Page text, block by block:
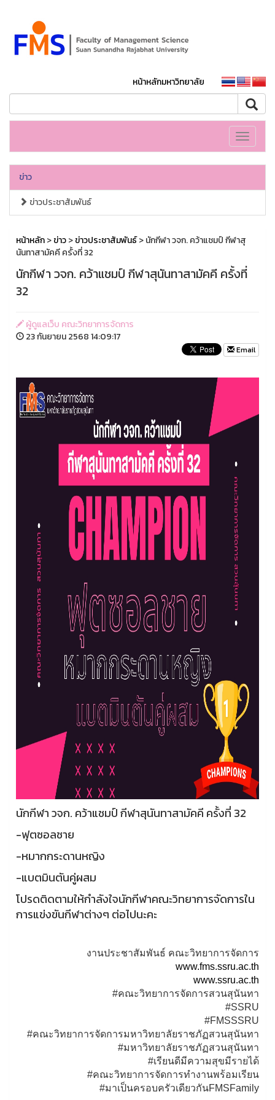
หน้าหลักมหาวิทยาลัย
Toggle
ข่าว
ข่าวประชาสัมพันธ์
หน้าหลัก>ข่าว>ข่าวประชาสัมพันธ์> นักกีฬา วจก. คว้าแชมป์ กีฬาสุ
นันทาสามัคคี ครั้งที่ 32
นักกีฬา วจก. คว้าแชมป์ กีฬาสุนันทาสามัคคี ครั้งที่
32
ผู้ดูแลเว็บ คณะวิทยาการจัดการ
23 กันยายน 2568 14:09:17
Email
นักกีฬา วจก. คว้าแชมป์ กีฬาสุนันทาสามัคคี ครั้งที่ 32
-ฟุตซอลชาย
-หมากกระดานหญิง
-แบตมินตันคู่ผสม
โปรดติดตามให้กำลังใจนักกีฬาคณะวิทยาการจัดการใน
การแข่งขันกีฬาต่างๆ ต่อไปนะคะ
งานประชาสัมพันธ์ คณะวิทยาการจัดการ
www.fms.ssru.ac.th
www.ssru.ac.th
#คณะวิทยาการจัดการสวนสุนันทา
#SSRU
#FMSSSRU
#คณะวิทยาการจัดการมหาวิทยาลัยราชภัฏสวนสุนันทา
#มหาวิทยาลัยราชภัฏสวนสุนันทา
#เรียนดีมีความสุขมีรายได้
#คณะวิทยาการจัดการทำงานพร้อมเรียน
#มาเป็นครอบครัวเดียวกันFMSFamily